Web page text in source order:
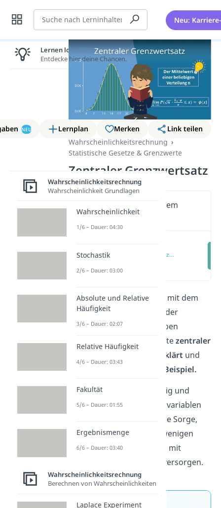
Suche Neu:
NEU Lernplan Merken
Link teilen
Wahrscheinlichkeitsrechnung
Statistische Gesetze & Grenzwerte
Zentraler Grenzwertsatz
Wichtige Inhalte in diesem
Video
Grenzwertsatz
Dieser Artikel befasst sich mit dem
zentralen Grenzwertsatz
der
Statistik. Nach einer knappen
Definition folgen die Punktezentraler
Grenzwertsatz einfach erklärt und
zentraler Grenzwertsatz Beispiel.
Dein Wissen zu unabhängig und
identisch verteilten Zufallsvariablen
ist eher grenzwertig? Keine Sorge,
unserVideowird dich in wenigen
Sätzen ohne Leseaufwand mit
zentralen Informationen versorgen.
Lernen lohnt sich!
Entdecke hier deine Chancen.
Wahrscheinlichkeitsrechnung
Wahrscheinlichkeit Grundlagen
Wahrscheinlichkeit
1/6 – Dauer: 04:30
Stochastik
2/6 – Dauer: 03:00
Absolute und Relative
Häufigkeit
3/6 – Dauer: 02:07
Relative Häufigkeit
4/6 – Dauer: 03:43
Fakultät
5/6 – Dauer: 01:55
Ergebnismenge
6/6 – Dauer: 03:40
Wahrscheinlichkeitsrechnung
Berechnen von Wahrscheinlichkeiten
Laplace Experiment